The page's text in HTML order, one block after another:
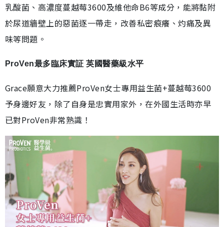
乳酸菌、高濃度蔓越莓3600及維他命B6等成分，能將黏附
於尿道牆壁上的惡菌逐一帶走，改善私密痕癢、灼痛及異
味等問題。
ProVen最多臨床實証 英國醫藥級水平
Grace願意大力推薦ProVen女士專用益生菌+蔓越莓3600
予身邊好友，除了自身是忠實用家外，在外國生活時亦早
已對ProVen非常熟識！